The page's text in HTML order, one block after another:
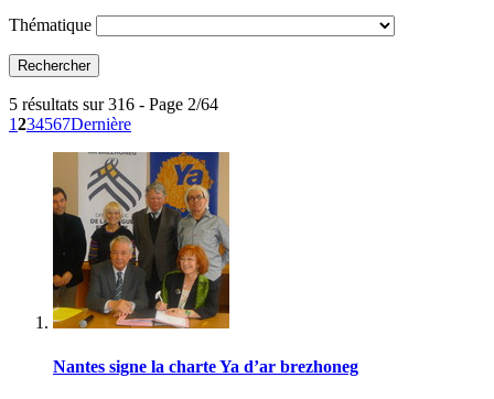
Thématique
5 résultats sur 316 - Page 2/64
1234567Dernière
Nantes signe la charte Ya d’ar brezhoneg